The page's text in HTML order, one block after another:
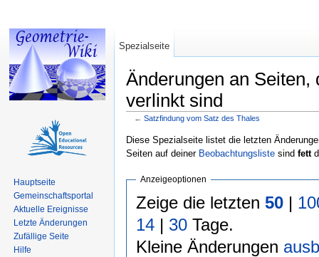
Änderungen an Seiten,
verlinkt sind
← Satzfindung vom Satz des Thales
Diese Spezialseite listet die letzten
Seiten auf deiner Beobachtungsliste sind fett
Anzeigeoptionen
Zeige die letzten 50|
14| 30Tage.
Kleine Änderungen
Spezialseite
Hauptseite
Gemeinschaftsportal
Aktuelle Ereignisse
Letzte Änderungen
Zufällige Seite
Hilfe